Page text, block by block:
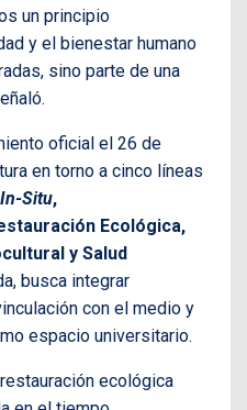
un principio
y el bienestar humano
sino parte de una
oficial el 26 de
en torno a cinco líneas
In-Situ,
Ecológica,
y Salud
busca integrar
con el medio y
espacio universitario.
ecológica